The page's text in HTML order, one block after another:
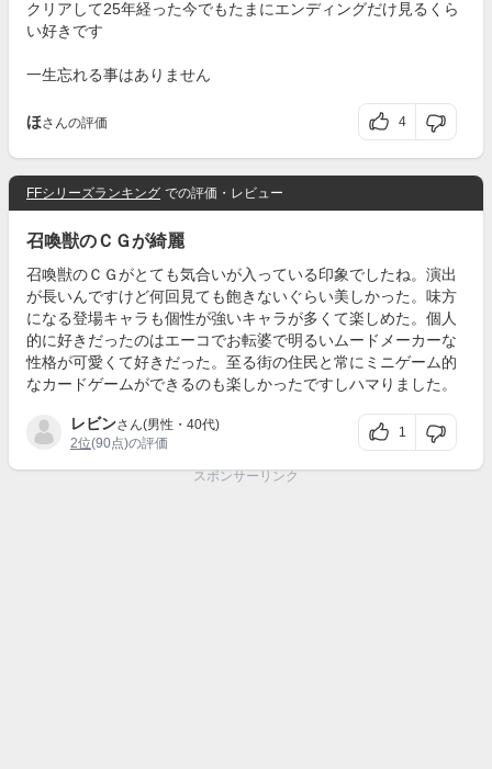
クリアして25年経った今でもたまにエンディングだけ見るくら
い好きです
一生忘れる事はありません
ほさんの評価 4
FFシリーズランキング での評価・レビュー
召喚獣のＣＧが綺麗
召喚獣のＣＧがとても気合いが入っている印象でしたね。演出
が長いんですけど何回見ても飽きないぐらい美しかった。味方
になる登場キャラも個性が強いキャラが多くて楽しめた。個人
的に好きだったのはエーコでお転婆で明るいムードメーカーな
性格が可愛くて好きだった。至る街の住民と常にミニゲーム的
なカードゲームができるのも楽しかったですしハマりました。
レビンさん(男性・40代)
2位(90点)の評価
1
スポンサーリンク